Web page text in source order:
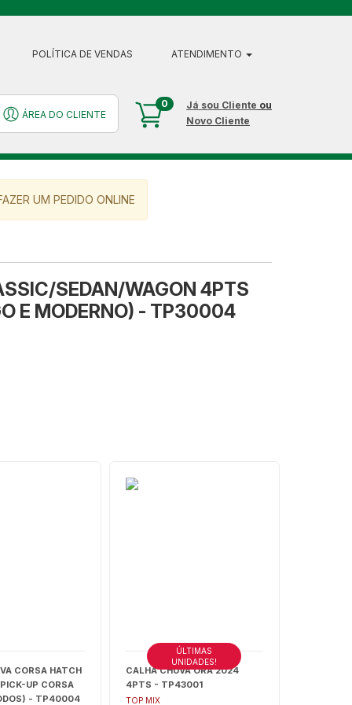
POLÍTICA DE VENDAS ATENDIMENTO
ÁREA DO CLIENTE
0 Já sou Cliente ou
Novo Cliente
UM PEDIDO ONLINE
SEDAN/WAGON 4PTS
E MODERNO) - TP30004
CORSA HATCH
UP CORSA
- TP40004
CALHA CHUVA ORA 2024
4PTS - TP43001
TOP MIX
ÚLTIMAS
UNIDADES!